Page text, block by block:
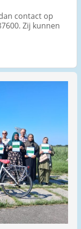
contact op
Zij kunnen